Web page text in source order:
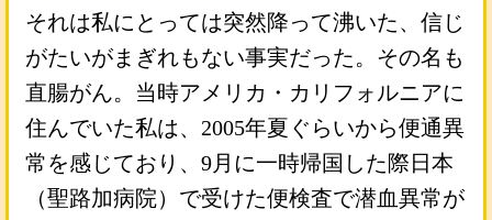
それは私にとっては突然降って沸いた、信じ
がたいがまぎれもない事実だった。その名も
直腸がん。当時アメリカ・カリフォルニアに
住んでいた私は、2005年夏ぐらいから便通異
常を感じており、9月に一時帰国した際日本
（聖路加病院）で受けた便検査で潜血異常が